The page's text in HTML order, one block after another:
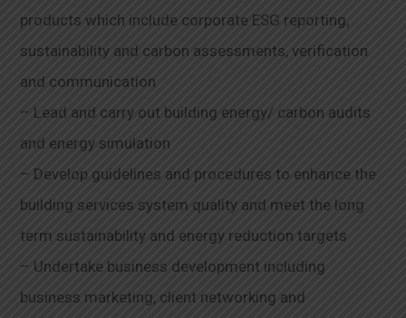
products which include corporate ESG reporting,
sustainability and carbon assessments, verification
and communication
– Lead and carry out building energy/ carbon audits
and energy simulation
– Develop guidelines and procedures to enhance the
building services system quality and meet the long
term sustainability and energy reduction targets
– Undertake business development including
business marketing, client networking and